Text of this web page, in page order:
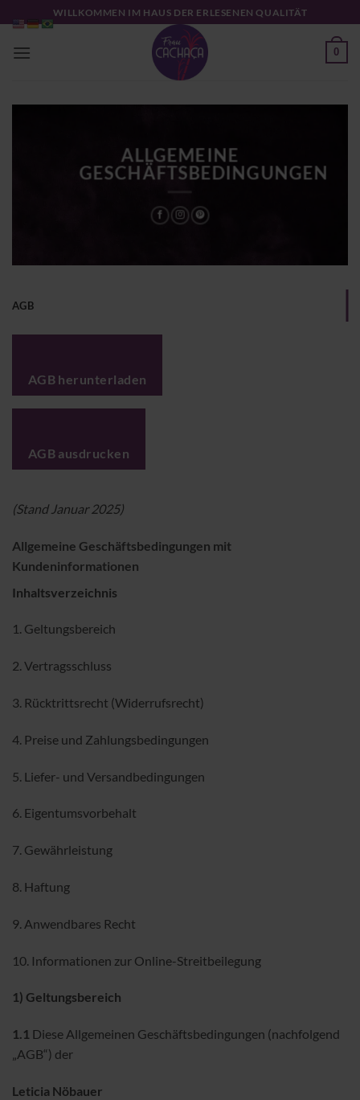
WILLKOMMEN IM HAUS DER ERLESENEN QUALITÄT
0
ALLGEMEINE
GESCHÄFTSBEDINGUNGEN
AGB
AGB herunterladen
AGB ausdrucken
(Stand Januar 2025)
Allgemeine Geschäftsbedingungen mit
Kundeninformationen
Inhaltsverzeichnis
1. Geltungsbereich
2. Vertragsschluss
3. Rücktrittsrecht (Widerrufsrecht)
4. Preise und Zahlungsbedingungen
5. Liefer- und Versandbedingungen
6. Eigentumsvorbehalt
7. Gewährleistung
8. Haftung
9. Anwendbares Recht
10. Informationen zur Online-Streitbeilegung
1) Geltungsbereich
1.1 Diese Allgemeinen Geschäftsbedingungen (nachfolgend
„AGB“) der
Leticia Nöbauer